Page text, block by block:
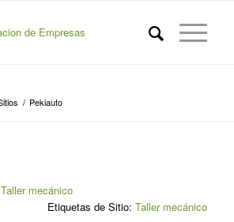
de Empresas
/ Pekiauto
Taller mecánico
Etiquetas de Sitio:Taller mecánico